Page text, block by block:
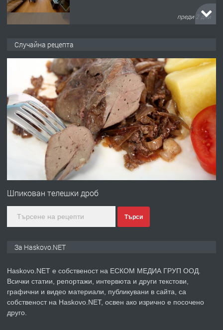
преди 2 дни
АПАРТАМЕНТ В ЦЕНТЪРА НА ГР.
ХАСКОВО
преди 3 дни
ПРЕДЛАГА Давам гараж под наем
преди 3 дни
№4120 Магазин/Офис под наем в кв.
градската градина!
преди 4 дни
ПРЕДЛАГА
Продавам парцел в гр. Хасково кв.
Случайна рецепта
Шпикован телешки дроб
Търси
За Haskovo.NET
Haskovo.NET е собственост на ЕСКОМ МЕДИА ГРУП ООД.
Всички статии, репортажи, интервюта и други текстови,
графични и видео материали, публикувани в сайта, са
собственост на Haskovo.NET, освен ако изрично е посочено
друго.